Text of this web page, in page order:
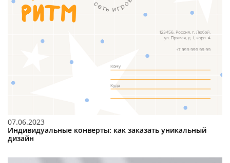
07.06.2023
Индивидуальные конверты: как заказать уникальный
дизайн